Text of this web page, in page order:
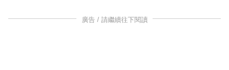
廣告 / 請繼續往下閱讀